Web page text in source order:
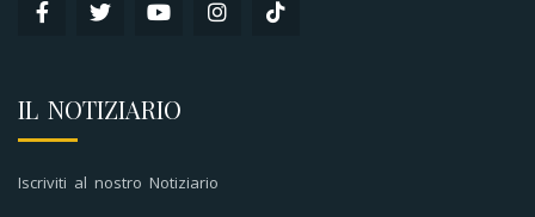
IL NOTIZIARIO
Iscriviti al nostro Notiziario